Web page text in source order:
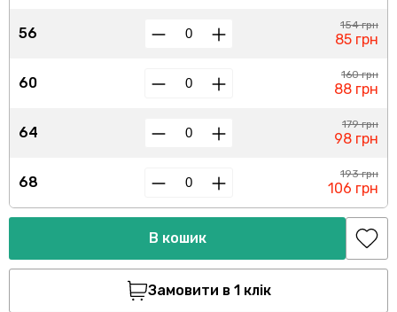
56
60
64
68
154 грн
85 грн
160 грн
88 грн
179 грн
98 грн
193 грн
106 грн
В кошик
Замовити в 1 клік